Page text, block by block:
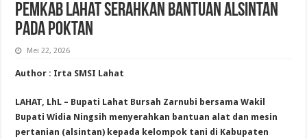
Pemkab Lahat Serahkan Bantuan Alsintan
pada Poktan
Mei 22, 2026
Author : Irta SMSI Lahat
LAHAT, LhL – Bupati Lahat Bursah Zarnubi bersama Wakil
Bupati Widia Ningsih menyerahkan bantuan alat dan mesin
pertanian (alsintan) kepada kelompok tani di Kabupaten